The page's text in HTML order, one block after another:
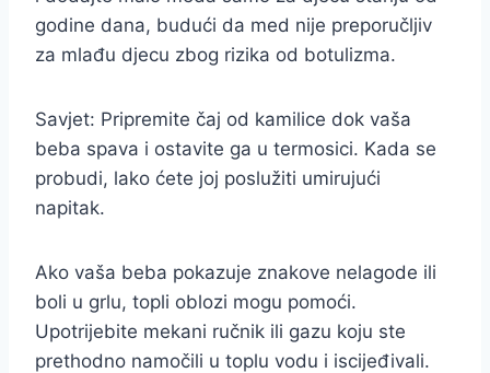
godine dana, budući da med nije preporučljiv
za mlađu djecu zbog rizika od botulizma.
Savjet: Pripremite čaj od kamilice dok vaša
beba spava i ostavite ga u termosici. Kada se
probudi, lako ćete joj poslužiti umirujući
napitak.
Ako vaša beba pokazuje znakove nelagode ili
boli u grlu, topli oblozi mogu pomoći.
Upotrijebite mekani ručnik ili gazu koju ste
prethodno namočili u toplu vodu i iscijeđivali.